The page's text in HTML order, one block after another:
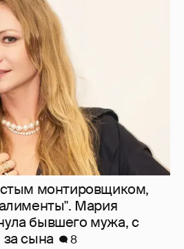
монтировщиком,
Мария
бывшего мужа, с
сына
8